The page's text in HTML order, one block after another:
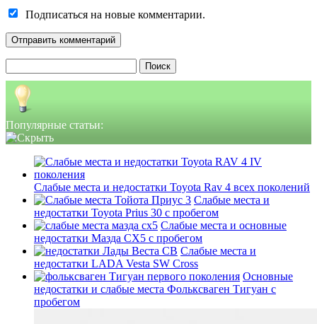
Подписаться на новые комментарии.
Популярные статьи:
Слабые места и недостатки Toyota Rav 4 всех поколений
Слабые места и
недостатки Toyota Prius 30 с пробегом
Слабые места и основные
недостатки Мазда СХ5 с пробегом
Слабые места и
недостатки LADA Vesta SW Cross
Основные
недостатки и слабые места Фольксваген Тигуан с
пробегом